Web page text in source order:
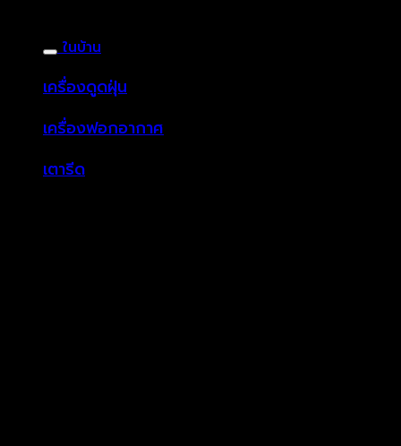
ในบ้าน
เครื่องดูดฝุ่น
เครื่องฟอกอากาศ
เตารีด